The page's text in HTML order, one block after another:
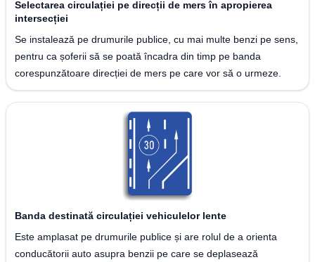
Selectarea circulației pe direcții de mers în apropierea
intersecției
Se instalează pe drumurile publice, cu mai multe benzi pe sens,
pentru ca șoferii să se poată încadra din timp pe banda
corespunzătoare direcției de mers pe care vor să o urmeze.
Banda destinată circulației vehiculelor lente
Este amplasat pe drumurile publice și are rolul de a orienta
conducătorii auto asupra benzii pe care se deplasează